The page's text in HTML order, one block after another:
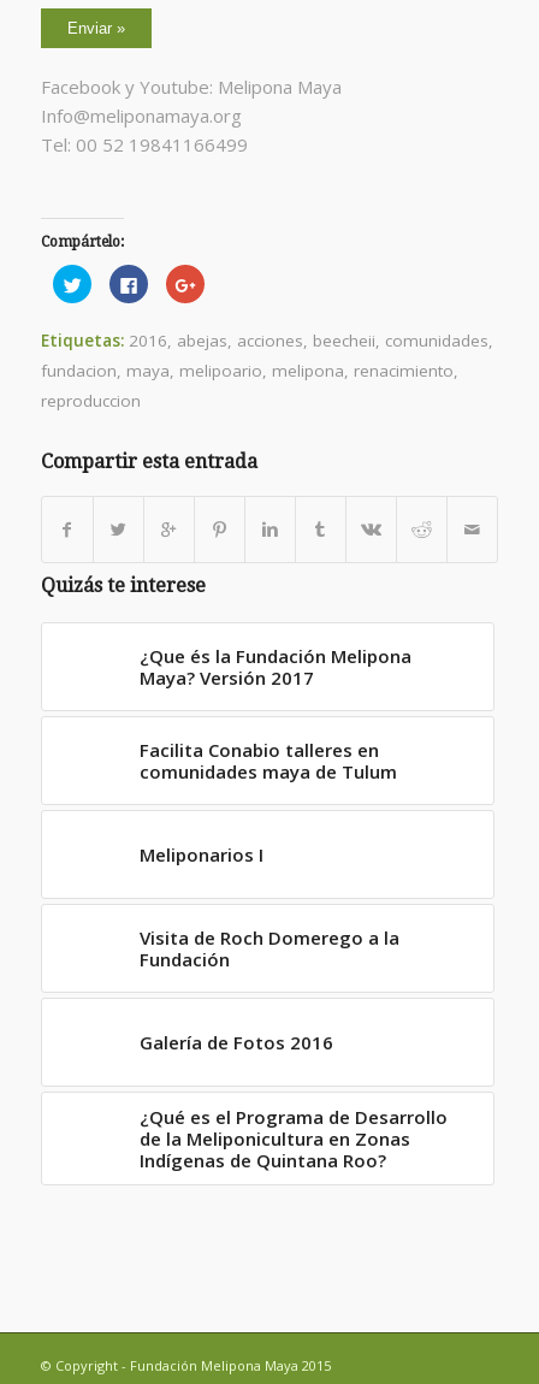
Facebook y Youtube: Melipona Maya
Info@meliponamaya.org
Tel: 00 52 19841166499
Compártelo:
Haz
clic
en
Twitter
(Se
abre
en
una
Haz
clic
en
Facebook
(Se
abre
en
una
Haz
clic
en
Google+
(Se
abre
Etiquetas: 2016, abejas, acciones, beecheii, comunidades,
fundacion, maya, melipoario, melipona, renacimiento,
reproduccion
Compartir esta entrada
Quizás te interese
¿Que és la Fundación Melipona
Maya? Versión 2017
Facilita Conabio talleres en
comunidades maya de Tulum
Meliponarios I
Visita de Roch Domerego a la
Fundación
Galería de Fotos 2016
¿Qué es el Programa de Desarrollo
de la Meliponicultura en Zonas
Indígenas de Quintana Roo?
© Copyright - Fundación Melipona Maya 2015